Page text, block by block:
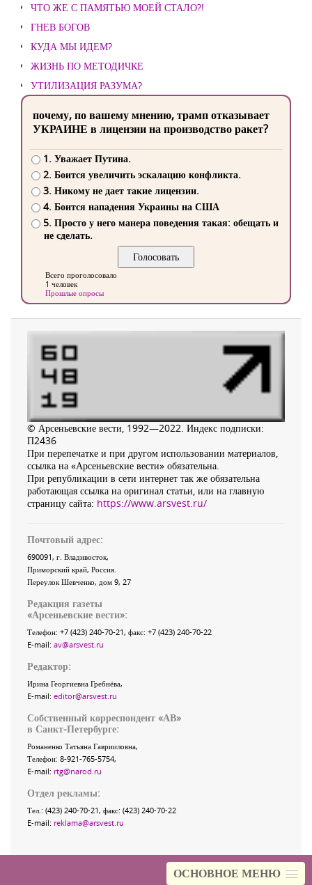
ОСНОВНОЕ МЕНЮ
ЧТО ЖЕ С ПАМЯТЬЮ МОЕЙ СТАЛО?!
ГНЕВ БОГОВ
КУДА МЫ ИДЕМ?
ЖИЗНЬ ПО МЕТОДИЧКЕ
УТИЛИЗАЦИЯ РАЗУМА?
почему, по вашему мнению, трамп отказывает
УКРАИНЕ в лицензии на производство ракет?
1. Уважает Путина.
2. Боится увеличить эскалацию конфликта.
3. Никому не дает такие лицензии.
4. Боится нападения Украины на США
5. Просто у него манера поведения такая: обещать и
не сделать.
Всего проголосовало
1 человек
Прошлые опросы
© Арсеньевские вести, 1992—2022. Индекс подписки:
П2436
При перепечатке и при другом использовании материалов,
ссылка на «Арсеньевские вести» обязательна.
При републикации в сети интернет так же обязательна
работающая ссылка на оригинал статьи, или на главную
страницу сайта: https://www.arsvest.ru/
Почтовый адрес:
690091, г. Владивосток,
Приморский край, Россия
Переулок Шевченко, дом 9, 27
Редакция газеты
«Арсеньевские вести»:
Телефон: +7 (423) 240-70-21, факс: +7 (423) 240-70-22
E-mail: av@arsvest.ru
Редактор:
Ирина Георгиевна Гребнёва,
E-mail: editor@arsvest.ru
Собственный корреспондент «АВ»
в Санкт-Петербурге:
Романенко Татьяна Гаврииловна,
Телефон: 8-921-765-5754,
E-mail: rtg@narod.ru
Отдел рекламы:
Тел.: (423) 240-70-21, факс: (423) 240-70-22
E-mail: reklama@arsvest.ru